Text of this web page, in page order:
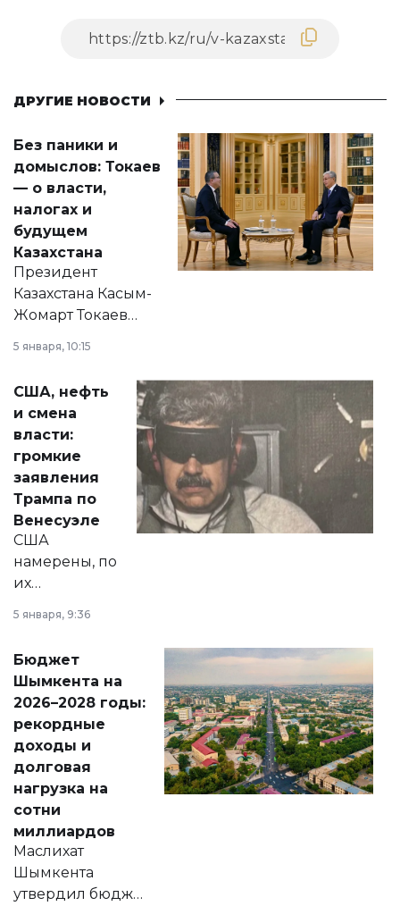
ДРУГИЕ НОВОСТИ
Без паники и
домыслов: Токаев
— о власти,
налогах и
будущем
Казахстана
Президент
Казахстана Касым-
Жомарт Токаев
сразу несколько
актуальных тем —
от слухов о
политических
реформах до
вопросов армии,
экономики и
личного здоровья.
5 января, 10:15
США, нефть
и смена
власти:
громкие
заявления
Трампа по
Венесуэле
США
намерены, по
их
принести
народу
Венесуэлы.
5 января, 9:36
Бюджет
Шымкента на
2026–2028 годы:
рекордные
доходы и
долговая
нагрузка на
сотни
миллиардов
Маслихат
Шымкента
утвердил бюджет